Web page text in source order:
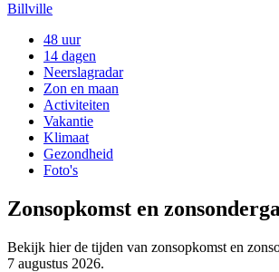
Billville
48 uur
14 dagen
Neerslagradar
Zon en maan
Activiteiten
Vakantie
Klimaat
Gezondheid
Foto's
Zonsopkomst en
Bekijk hier de tijden van zonsopkomst en
7 augustus 2026.